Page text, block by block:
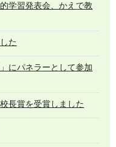
学習発表会、かえで教
た
にパネラーとして参加
長賞を受賞しました